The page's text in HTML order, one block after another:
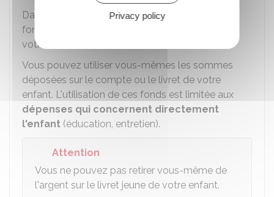
Dans tous les cas, vous êtes responsables des
fonds et des mouvements sur les comptes de
votre enfant.
Vous pouvez utiliser vous-mêmes les sommes
déposées sur le compte ou le livret de votre
enfant. L'utilisation de ces fonds est limitée aux
dépenses qui concernent directement
l'enfant (éducation, entretien).
Attention
Vous ne pouvez pas retirer vous-même de
l'argent sur le livret jeune de votre enfant.
Privacy policy